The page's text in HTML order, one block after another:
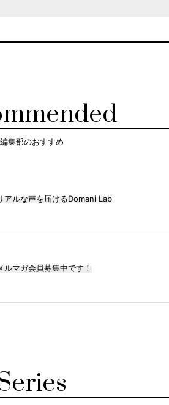
編集部のおすすめ
アルな声を届けるDomani Lab
ルマガ会員募集中です！